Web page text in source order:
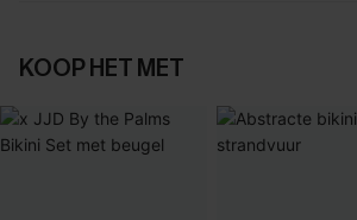
KOOP HET MET